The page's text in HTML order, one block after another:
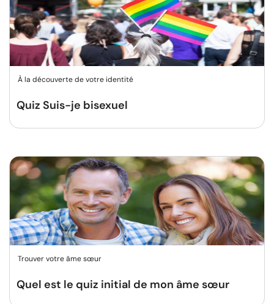
À la découverte de votre identité
Quiz Suis-je bisexuel
Trouver votre âme sœur
Quel est le quiz initial de mon âme sœur